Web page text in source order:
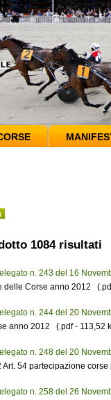
1084 risultati
n. 243 del 16
delle Corse anno 2012
n. 244 del 20
anno 2012 (.pdf - 113,52
n. 248 del 20
Art. 54 partecipazione
n. 258 del 26